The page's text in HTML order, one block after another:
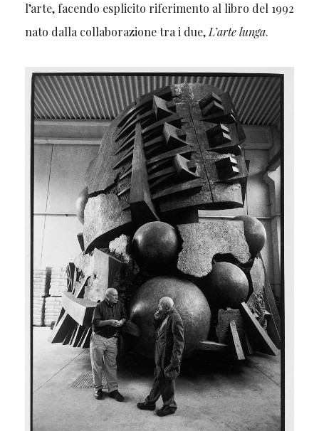
l’arte, facendo esplicito riferimento al libro del 1992
nato dalla collaborazione tra i due,L’arte lunga.